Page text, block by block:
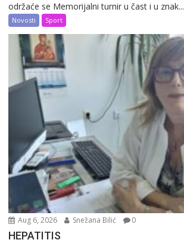
održaće se Memorijalni turnir u čast i u znak...
Novosti Sport
Aug 6, 2026 Snežana Bilić 0
HEPATITIS